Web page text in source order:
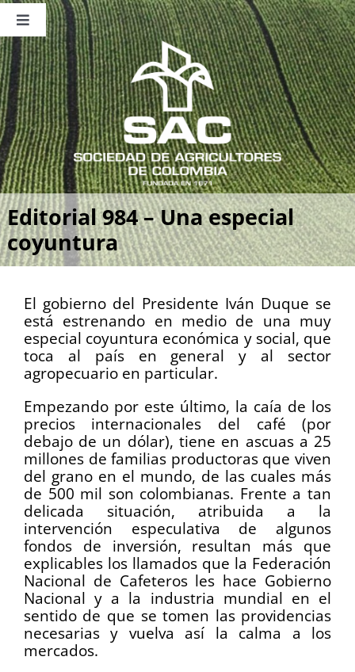
Saltar
contenido
Toggle
Navigation
Nosotros
Publicaciones
Sala de Prensa
Eventos
Editorial 984 – Una especial
coyuntura
El gobierno del Presidente Iván Duque se
está estrenando en medio de una muy
especial coyuntura económica y social, que
toca al país en general y al sector
agropecuario en particular.
Empezando por este último, la caía de los
precios internacionales del café (por
debajo de un dólar), tiene en ascuas a 25
millones de familias productoras que viven
del grano en el mundo, de las cuales más
de 500 mil son colombianas. Frente a tan
delicada situación, atribuida a la
intervención especulativa de algunos
fondos de inversión, resultan más que
explicables los llamados que la Federación
Nacional de Cafeteros les hace Gobierno
Nacional y a la industria mundial en el
sentido de que se tomen las providencias
necesarias y vuelva así la calma a los
mercados.